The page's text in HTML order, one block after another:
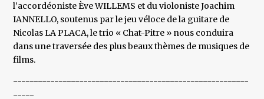
l’accordéoniste Ève WILLEMS et du violoniste Joachim
IANNELLO, soutenus par le jeu véloce de la guitare de
Nicolas LA PLACA, le trio « Chat-Pitre » nous conduira
dans une traversée des plus beaux thèmes de musiques de
films.
---------------------------------------------------------
-----